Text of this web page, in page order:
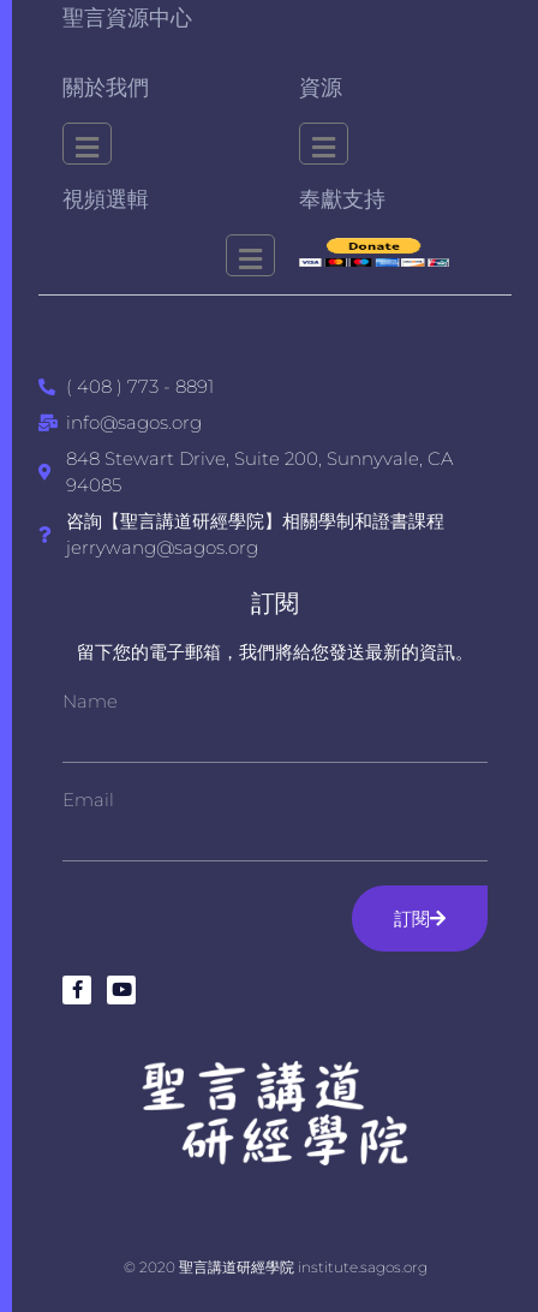
聖言資源中心
關於我們 資源
視頻選輯 奉獻支持
( 408 ) 773 - 8891
info@sagos.org
848 Stewart Drive, Suite 200, Sunnyvale, CA
94085
咨詢【聖言講道研經學院】相關學制和證書課程
jerrywang@sagos.org
訂閱
留下您的電子郵箱，我們將給您發送最新的資訊。
Name
Email
訂閱
© 2020 聖言講道研經學院 institute.sagos.org